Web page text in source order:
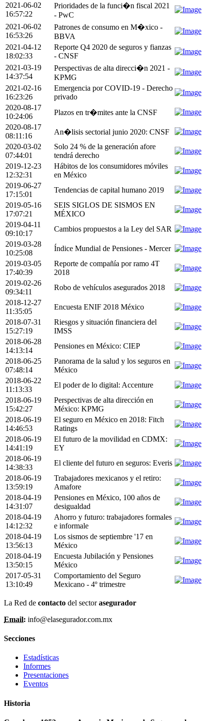
2021-06-02
16:57:22
Prioridades de la funci�n fiscal 2021
- PwC
2021-06-02
16:53:26
Patrones de consumo en M�xico -
BBVA
2021-04-12
18:02:33
Reporte Q4 2020 de seguros y fianzas
- CNSF
2021-03-19
14:37:54
Perspectivas de alta direcci�n 2021 -
KPMG
2021-02-16
16:23:26
Emergencia por COVID-19 - Derecho
privado
2020-08-17
10:24:06
Plazos en tr�mites ante la CNSF
2020-08-17
08:11:16
An�lisis sectorial junio 2020: CNSF
2020-03-02
07:44:01
Solo 24 % de la generación afore
tendrá derecho
2019-12-23
12:32:31
Hábitos de los consumidores móviles
en México
2019-06-27
17:15:01
Tendencias de capital humano 2019
2019-05-16
17:07:21
SEIS SIGLOS DE SISMOS EN
MÉXICO
2019-04-11
09:10:17
Cambios propuestos a la Ley del SAR
2019-03-28
10:25:08
Índice Mundial de Pensiones - Mercer
2019-03-05
17:40:39
Reporte de compañía por ramo 4T
2018
2019-02-26
09:34:11
Robo de vehículos asegurados 2018
2018-12-27
11:35:05
Encuesta ENIF 2018 México
2018-07-31
15:27:19
Riesgos y situación financiera del
IMSS
2018-06-28
14:13:14
Pensiones en México: CIEP
2018-06-25
07:48:14
Panorama de la salud y los seguros en
México
2018-06-22
11:13:33
El poder de lo digital: Accenture
2018-06-19
15:42:27
Perspectivas de alta dirección en
México: KPMG
2018-06-19
14:46:53
El seguro en México en 2018: Fitch
Ratings
2018-06-19
14:41:19
El futuro de la movilidad en CDMX:
EY
2018-06-19
14:38:33
El cliente del futuro en seguros: Everis
2018-06-19
13:59:19
Trabajadores mexicanos y el retiro:
Amafore
2018-04-19
14:31:07
Pensiones en México, 100 años de
desigualdad
2018-04-19
14:12:32
Ahorro y futuro: trabajadores formales
e informale
2018-04-19
13:56:13
Los sismos de septiembre '17 en
México
2018-04-19
13:50:15
Encuesta Jubilación y Pensiones
México
2017-05-31
13:10:49
Comportamiento del Seguro
Mexicano - 4º trimestre
La Red de contacto del sectorasegurador
Email: info@elasegurador.com.mx
Secciones
Estadísticas
Informes
Presentaciones
Eventos
Historia